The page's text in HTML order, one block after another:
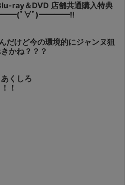
ray＆DVD 店舗共通購入特典
━━━━(ﾟ∀ﾟ)━━━━!!
だけど今の環境的にジャンヌ狙
かね？？？
くしろ
！